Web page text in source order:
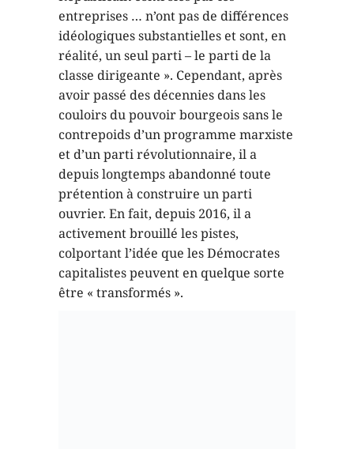
contrepoids d’un programme marxiste
et d’un parti révolutionnaire, il a
depuis longtemps abandonné toute
prétention à construire un parti
ouvrier. En fait, depuis 2016, il a
activement brouillé les pistes,
colportant l’idée que les Démocrates
capitalistes peuvent en quelque sorte
être « transformés ».